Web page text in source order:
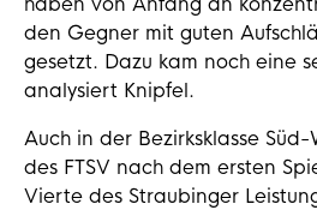
den Gegner mit guten
gesetzt. Dazu kam noch eine
analysiert Knipfel.
Auch in der Bezirksklasse
des FTSV nach dem ersten
Vierte des Straubinger